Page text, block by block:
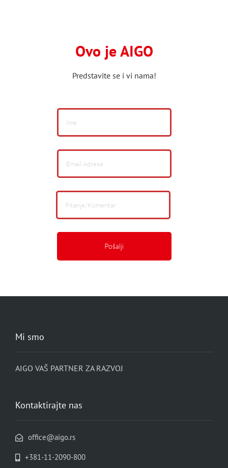
Ovo je AIGO
Predstavite se i vi nama!
you
leave
this
field
blank.
Mi smo
AIGO VAŠ PARTNER ZA RAZVOJ
Kontaktirajte nas
office@aigo.rs
+381-11-2090-800